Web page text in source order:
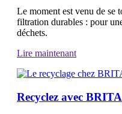
Le moment est venu de se
filtration durables : pour
déchets.
Lire maintenant
Recyclez avec BRITA